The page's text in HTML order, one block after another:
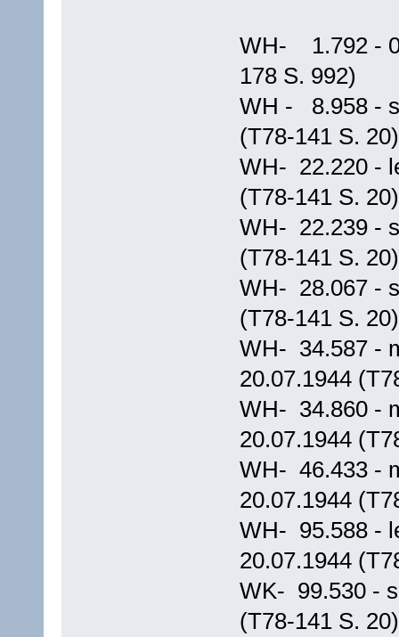
WH- 1.792 -
178 S. 992)
WH - 8.958 -
(T78-141 S. 20)
WH- 22.220 -
(T78-141 S. 20)
WH- 22.239 -
(T78-141 S. 20)
WH- 28.067 -
(T78-141 S. 20)
WH- 34.587 -
20.07.1944
WH- 34.860 -
20.07.1944
WH- 46.433 -
20.07.1944
WH- 95.588 -
20.07.1944
WK- 99.530 -
(T78-141 S. 20)